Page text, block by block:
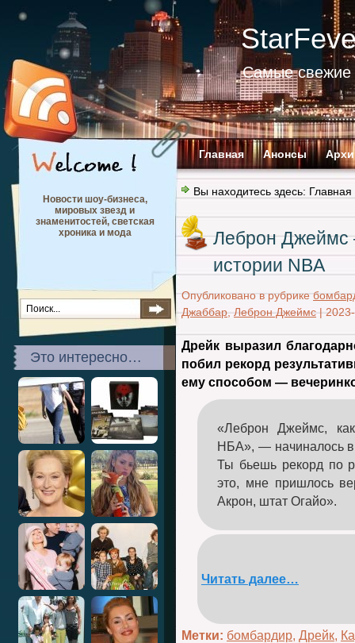
Самые свежие
Главная Анонсы
Новости шоу-бизнеса,
мировых звезд и
знаменитостей, светская
хроника и мода
Это интересно…
Вы находитесь здесь: Главная
Леброн Джеймс
истории NBA
Опубликовано в рубрике
Джаббар Леброн Джеймс |
Дрейк выразил
побил рекорд
ему способом —
«Леброн Джеймс,
НБА», — начиналось
Ты бьешь рекорд по
это, мне пришлось
Акрон, штат Огайо».
Читать далее…
Метки: бомбардир, Дрейк,